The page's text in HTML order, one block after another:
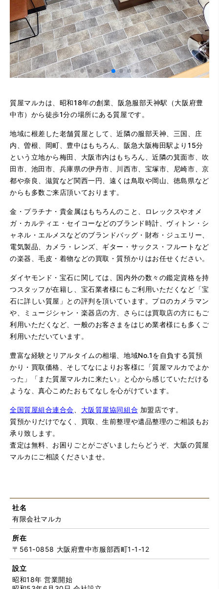
質屋マルカは、昭和18年の創業、阪急服部天神駅（大阪府豊
中市）から徒歩1分の場所にある質屋です。
地域に根差した老舗質屋として、近隣の服部天神、三国、庄
内、曽根、岡町、豊中はもちろん、阪急大阪梅田駅より15分
という立地から梅田、大阪市内はもちろん、近隣の箕面市、吹
田市、池田市、兵庫県の伊丹市、川西市、宝塚市、尼崎市、京
都や奈良、滋賀など関西一円、遠くは鳥取や岡山、徳島県など
からも多数ご来店頂いております。
金・プラチナ・貴金属はもちろんのこと、ロレックスやオメ
ガ・カルティエ・セイコーなどのブランド時計、ヴィトン・シ
ャネル・エルメスなどのブランドバッグ・財布・ジュエリー、
電気製品、カメラ・レンズ、ギター・サックス・フルートなど
の楽器、毛皮・着物などの買取・質預かりはお任せください。
ダイヤモンド・宝石に関しては、国内外の数々の鑑定資格を持
つスタッフが在籍し、宝石業者様にもご利用いただくなど「宝
石に詳しい質屋」との評判を頂いています。プロのカメラマン
や、ミュージシャン・楽器店の方、さらには買取店の方にもご
利用いただくなど、一般のお客さまをはじめ業者様にも多くご
利用いただいています。
豊富な経験とリアルタイムの相場、地域No.1を自負する質預
かり・買取価格、そしてなによりお客様に「質屋マルカでよか
った」「また質屋マルカに来たい」と心から感じていただける
ような、真心こめたおもてなしを心がけています。
全国質屋組合連合会 大阪質屋協同組合 加盟店です。
質預かりだけでなく、買取、生前整理や遺品整理のご相談もお
承り致します。
査定は無料、お困りごとがございましたらどうぞ、大阪の質屋
マルカにご相談くださいませ。
社名
有限会社マルカ
所在
〒561-0858 大阪府豊中市服部西町1-1-12
設立
昭和18年 営業開始